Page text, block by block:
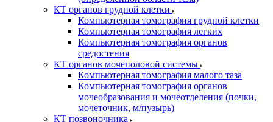
КТ органов грудной клетки
Компьютерная томография грудной клетки
Компьютерная томография легких
Компьютерная томография органов
средостения
КТ органов мочеполовой системы
Компьютерная томография малого таза
Компьютерная томография органов
мочеобразования и мочеотделения (почки,
мочеточник, м/пузырь)
КТ позвоночника